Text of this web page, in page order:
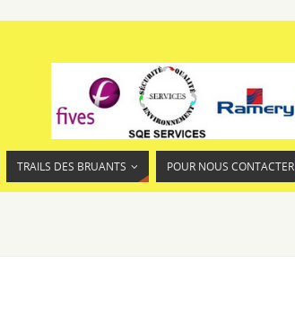
TRAILS DES BRUANTS POUR NOUS CONTACTER